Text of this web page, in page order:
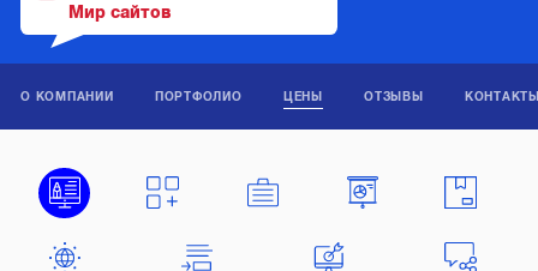
Мир сайтов
О КОМПАНИИ ПОРТФОЛИО ЦЕНЫ ОТЗЫВЫ